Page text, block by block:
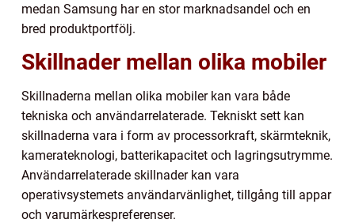
medan Samsung har en stor marknadsandel och en
bred produktportfölj.
Skillnader mellan olika mobiler
Skillnaderna mellan olika mobiler kan vara både
tekniska och användarrelaterade. Tekniskt sett kan
skillnaderna vara i form av processorkraft, skärmteknik,
kamerateknologi, batterikapacitet och lagringsutrymme.
Användarrelaterade skillnader kan vara
operativsystemets användarvänlighet, tillgång till appar
och varumärkespreferenser.